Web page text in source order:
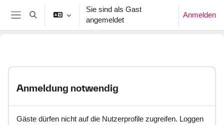
Zum Hauptinhalt
Website-Übersicht
Sucheingabe umschalten
Sie sind als Gast
angemeldet
Anmelden
Anmeldung notwendig
Gäste dürfen nicht auf die Nutzerprofile zugreifen. Loggen